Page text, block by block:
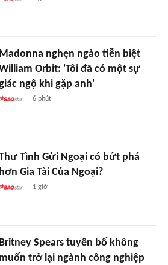
Madonna nghẹn ngào tiễn biệt
Orbit: 'Tôi đã có một sự
ngộ khi gặp anh'
6 phút
Tình Gửi Ngoại có bứt phá
hơn Gia Tài Của Ngoại?
1 giờ
Britney Spears tuyên bố không
muốn trở lại ngành công nghiệp